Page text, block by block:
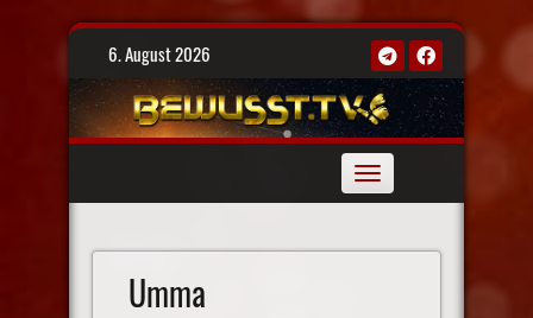
Skip
6. August 2026
Toggle
navigation
Umma